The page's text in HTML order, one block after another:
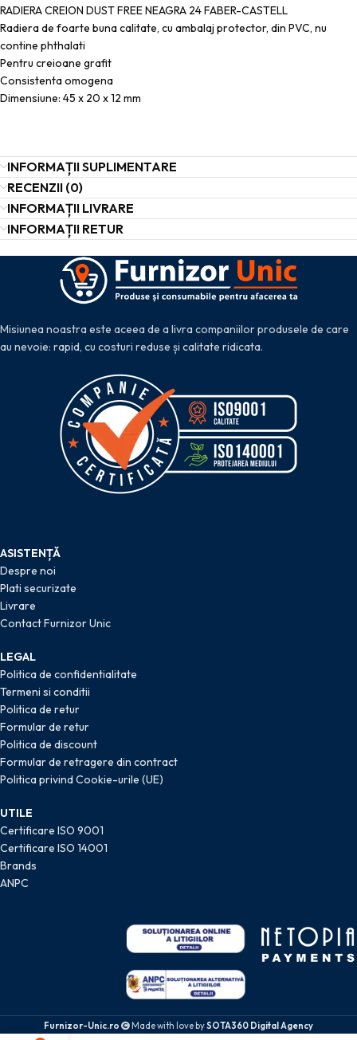
RADIERA CREION DUST FREE NEAGRA 24 FABER-CASTELL
Radiera de foarte buna calitate, cu ambalaj protector, din PVC, nu
contine phthalati
Pentru creioane grafit
Consistenta omogena
Dimensiune: 45 x 20 x 12 mm
INFORMAȚII SUPLIMENTARE
RECENZII (0)
INFORMAȚII LIVRARE
INFORMAȚII RETUR
Misiunea noastra este aceea de a livra companiilor produsele de care
au nevoie: rapid, cu costuri reduse și calitate ridicata.
ASISTENȚĂ
Despre noi
Plati securizate
Livrare
Contact Furnizor Unic
LEGAL
Politica de confidentialitate
Termeni si conditii
Politica de retur
Formular de retur
Politica de discount
Formular de retragere din contract
Politica privind Cookie-urile (UE)
UTILE
Certificare ISO 9001
Certificare ISO 14001
Brands
ANPC
Furnizor-Unic.ro Made with love bySOTA360 Digital Agency